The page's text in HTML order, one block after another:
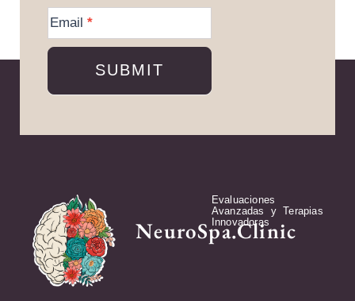
Information
Email *
SUBMIT
NeuroSpa.Clinic
Evaluaciones
Avanzadas y Terapias
Innovadoras